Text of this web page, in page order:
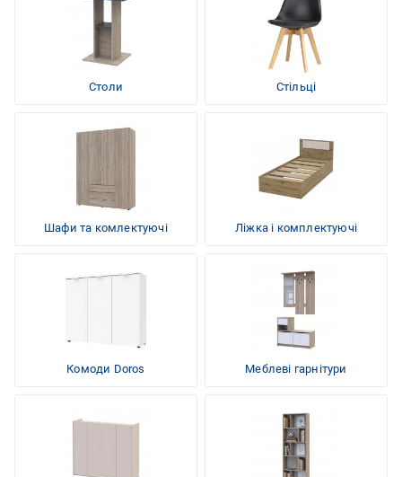
Столи Стільці
Шафи та комлектуючі Ліжка і комплектуючі
Комоди Doros Меблеві гарнітури